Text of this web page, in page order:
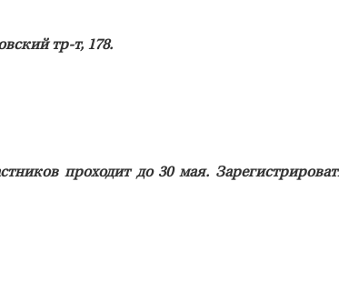
тр-т, 178.
проходит до 30 мая.